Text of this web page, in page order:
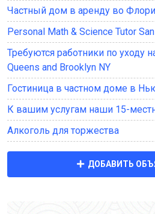
Частный дом в аренду во
Personal Math & Science Tutor
Требуются работники по уходу
Queens and Brooklyn NY
Гостиница в частном доме в
К вашим услугам наши 15-
Алкоголь для торжества
ДОБАВИТЬ